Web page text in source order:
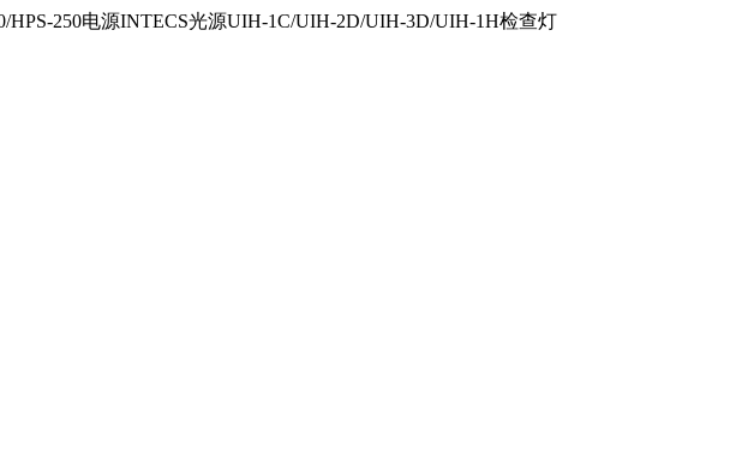
250电源INTECS光源UIH-1C/UIH-2D/UIH-3D/UIH-1H检查灯